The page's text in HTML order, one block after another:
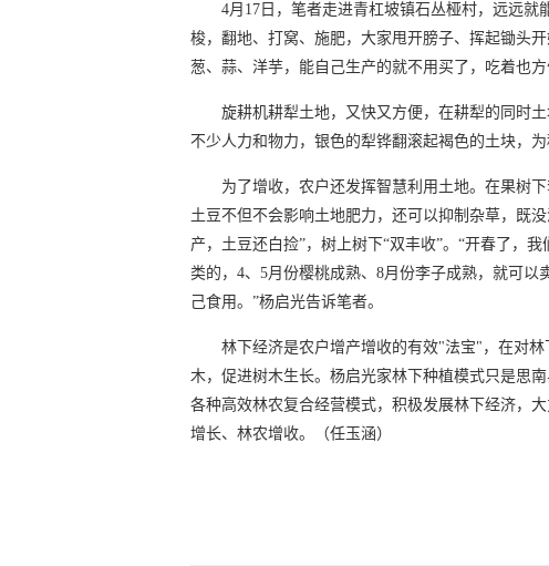
4月17日，笔者走进青杠坡镇石丛桠村，远远
梭，翻地、打窝、施肥，大家甩开膀子、挥起锄头
葱、蒜、洋芋，能自己生产的就不用买了，吃着也
旋耕机耕犁土地，又快又方便，在耕犁的同时
不少人力和物力，银色的犁铧翻滚起褐色的土块，为
为了增收，农户还发挥智慧利用土地。在果树
土豆不但不会影响土地肥力，还可以抑制杂草，既
产，土豆还白捡”，树上树下“双丰收”。“开春了，
类的，4、5月份樱桃成熟、8月份李子成熟，就可
己食用。”杨启光告诉笔者。
林下经济是农户增产增收的有效"法宝"，在对
木，促进树木生长。杨启光家林下种植模式只是思
各种高效林农复合经营模式，积极发展林下经济，
增长、林农增收。（任玉涵）